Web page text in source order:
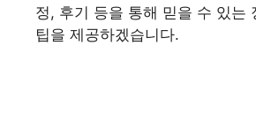
정, 후기 등을 통해 믿을 수 있는
팁을 제공하겠습니다.